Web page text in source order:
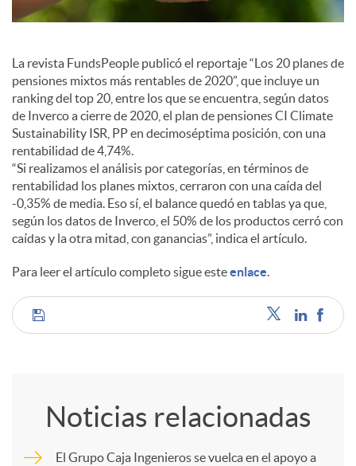
e
s
La revista FundsPeople publicó el reportaje “Los 20 planes de
pensiones mixtos más rentables de 2020”, que incluye un
ranking del top 20, entre los que se encuentra, según datos
de Inverco a cierre de 2020, el plan de pensiones CI Climate
Sustainability ISR, PP en decimoséptima posición, con una
rentabilidad de 4,74%.
“Si realizamos el análisis por categorías, en términos de
rentabilidad los planes mixtos, cerraron con una caída del
-0,35% de media. Eso sí, el balance quedó en tablas ya que,
según los datos de Inverco, el 50% de los productos cerró con
caídas y la otra mitad, con ganancias”, indica el artículo.
Para leer el artículo completo sigue esteenlace.
C
Noticias relacionadas
El Grupo Caja Ingenieros se vuelca en el apoyo a